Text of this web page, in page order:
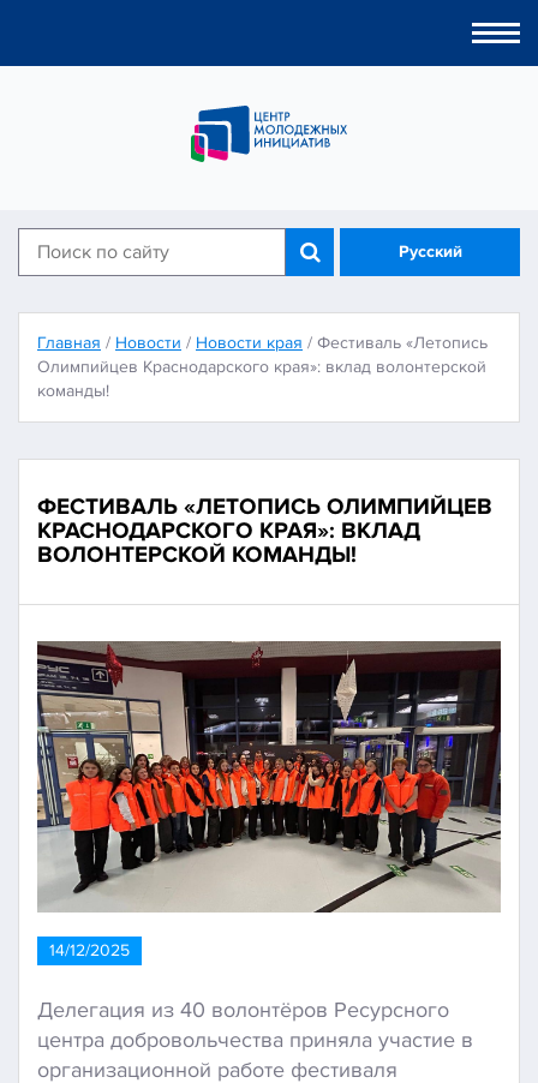
Русский
Главная / Новости / Новости края / Фестиваль «Летопись
Олимпийцев Краснодарского края»: вклад волонтерской
команды!
ФЕСТИВАЛЬ «ЛЕТОПИСЬ ОЛИМПИЙЦЕВ
КРАСНОДАРСКОГО КРАЯ»: ВКЛАД
ВОЛОНТЕРСКОЙ КОМАНДЫ!
14/12/2025
Делегация из 40 волонтёров Ресурсного
центра добровольчества приняла участие в
организационной работе фестиваля